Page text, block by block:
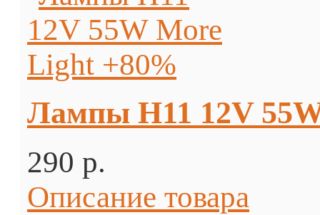
Лампы H11 12V
290 p.
Описание товара